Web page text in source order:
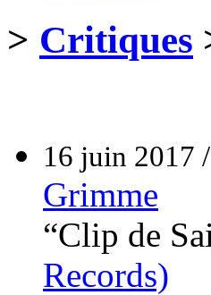
> Critiques
16 juin 2017 /
Grimme
“Clip de
Records)